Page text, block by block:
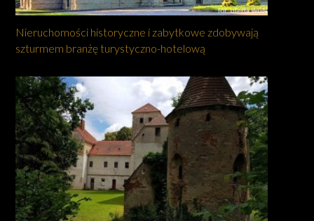
Nieruchomości historyczne i zabytkowe zdobywają
szturmem branżę turystyczno-hotelową